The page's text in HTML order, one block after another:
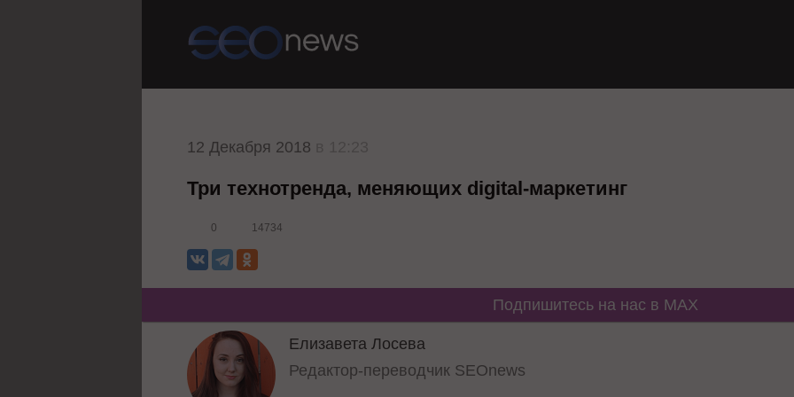
12 Декабря 2018
Три технотренда, меняющих digital-маркетинг
0 14734
Подпишитесь на нас в MAX
Елизавета Лосева
Редактор-переводчик SEOnews